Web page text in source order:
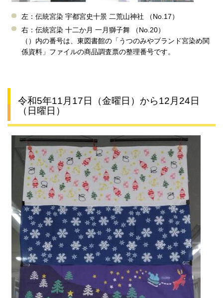
左：伝統宮染 宇都宮史十景 二荒山神社 （No.17）
右：伝統宮染 十二か月 一月獅子舞 （No.20）
（）内の番号は、東図書館の「うつのみやブランド宮染め関
係資料」ファイルの商品調査票の整理番号です。
令和5年11月17日（金曜日）から12月24日
（日曜日）